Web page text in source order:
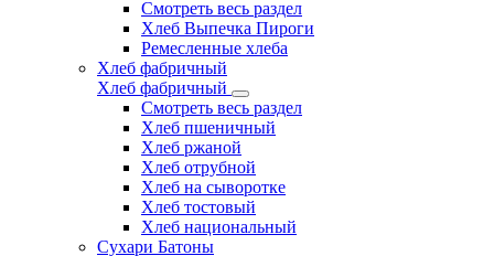
Смотреть весь раздел
Хлеб Выпечка Пироги
Ремесленные хлеба
Хлеб фабричный
Хлеб фабричный
Смотреть весь раздел
Хлеб пшеничный
Хлеб ржаной
Хлеб отрубной
Хлеб на сыворотке
Хлеб тостовый
Хлеб национальный
Сухари Батоны